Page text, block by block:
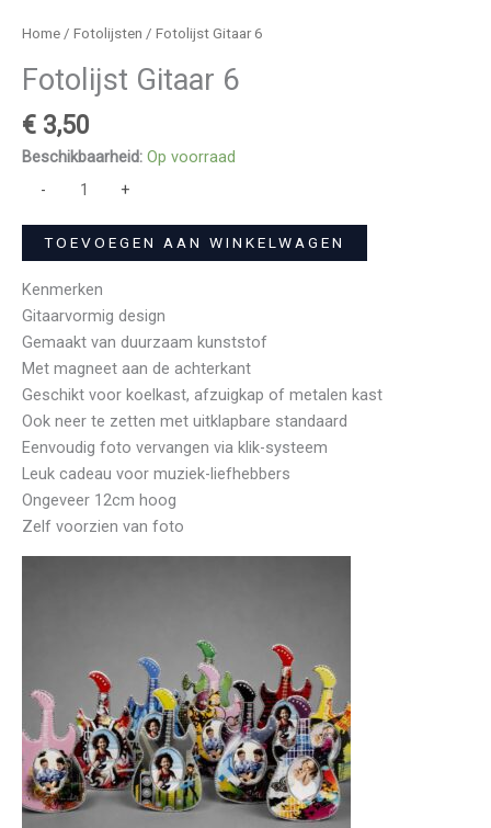
Home / Fotolijsten / Fotolijst Gitaar 6
Fotolijst Gitaar 6
€ 3,50
Beschikbaarheid: Op voorraad
-
+
TOEVOEGEN AAN WINKELWAGEN
Kenmerken
Gitaarvormig design
Gemaakt van duurzaam kunststof
Met magneet aan de achterkant
Geschikt voor koelkast, afzuigkap of metalen kast
Ook neer te zetten met uitklapbare standaard
Eenvoudig foto vervangen via klik-systeem
Leuk cadeau voor muziek-liefhebbers
Ongeveer 12cm hoog
Zelf voorzien van foto